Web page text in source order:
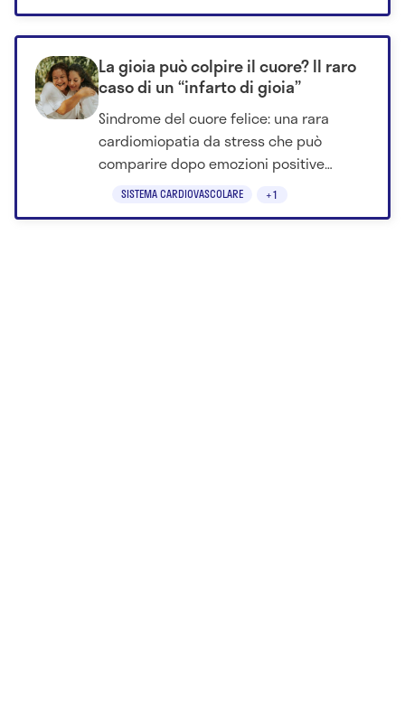
SISTEMA CARDIOVASCOLARE +1
La gioia può colpire il cuore? Il raro
caso di un “infarto di gioia”
Sindrome del cuore felice: una rara
cardiomiopatia da stress che può
comparire dopo emozioni positive
intense e imitare un infarto.